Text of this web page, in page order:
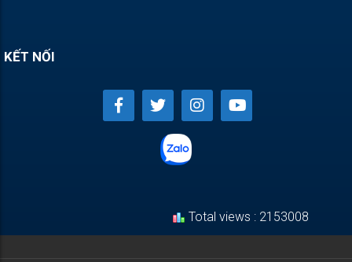
KẾT NỐI
Total views : 2153008